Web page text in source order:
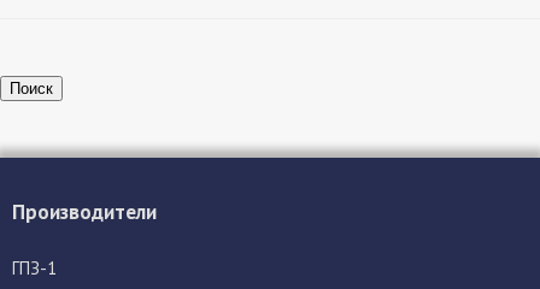
Поиск
Производители
ГПЗ-1